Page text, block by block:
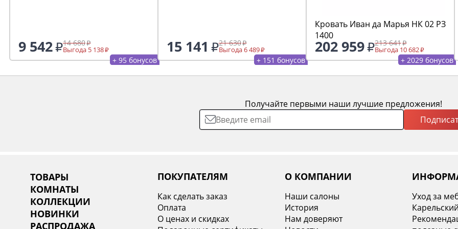
9 542 14 680
Выгода 5 138
+ 95 бонусов
15 141 21 630
Выгода 6 489
+ 151 бонусов
Кровать Иван да Марья НК 02 РЗ
1400
202 959 213 641
Выгода 10 682
+ 2029 бонусов
Получайте первыми наши лучшие предложения!
ТОВАРЫ
КОМНАТЫ
КОЛЛЕКЦИИ
НОВИНКИ
РАСПРОДАЖА
ПОКУПАТЕЛЯМ
Как сделать заказ
Оплата
О ценах и скидках
О КОМПАНИИ
Наши салоны
История
Нам доверяют
Уход за